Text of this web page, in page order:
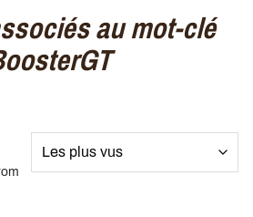
au mot-clé